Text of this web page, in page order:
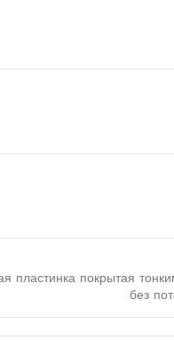
пластинка покрытая
без